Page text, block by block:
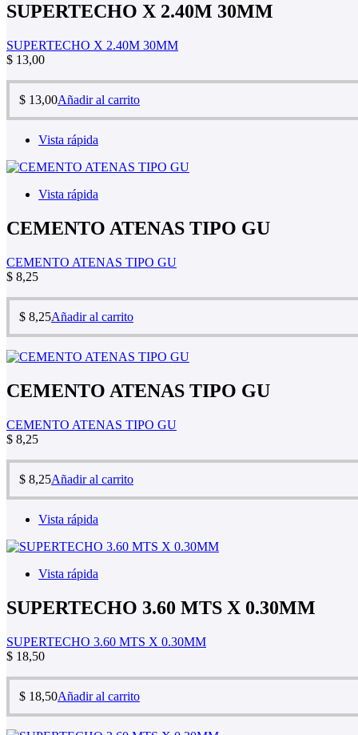
SUPERTECHO X 2.40M 30MM
SUPERTECHO X 2.40M 30MM
$ 13,00
$ 13,00Añadir al carrito
Vista rápida
Vista rápida
CEMENTO ATENAS TIPO GU
CEMENTO ATENAS TIPO GU
$ 8,25
$ 8,25Añadir al carrito
CEMENTO ATENAS TIPO GU
CEMENTO ATENAS TIPO GU
$ 8,25
$ 8,25Añadir al carrito
Vista rápida
Vista rápida
SUPERTECHO 3.60 MTS X 0.30MM
SUPERTECHO 3.60 MTS X 0.30MM
$ 18,50
$ 18,50Añadir al carrito